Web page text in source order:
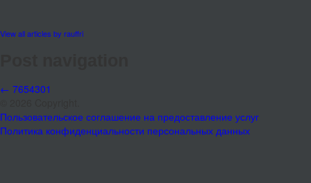
View all articles by rauffri
← 7654301
Пользовательское соглашение на предоставление услуг
Политика конфиденциальности персональных данных